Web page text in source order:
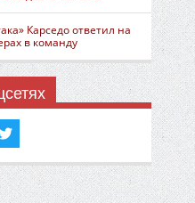
Карседо ответил на
в команду